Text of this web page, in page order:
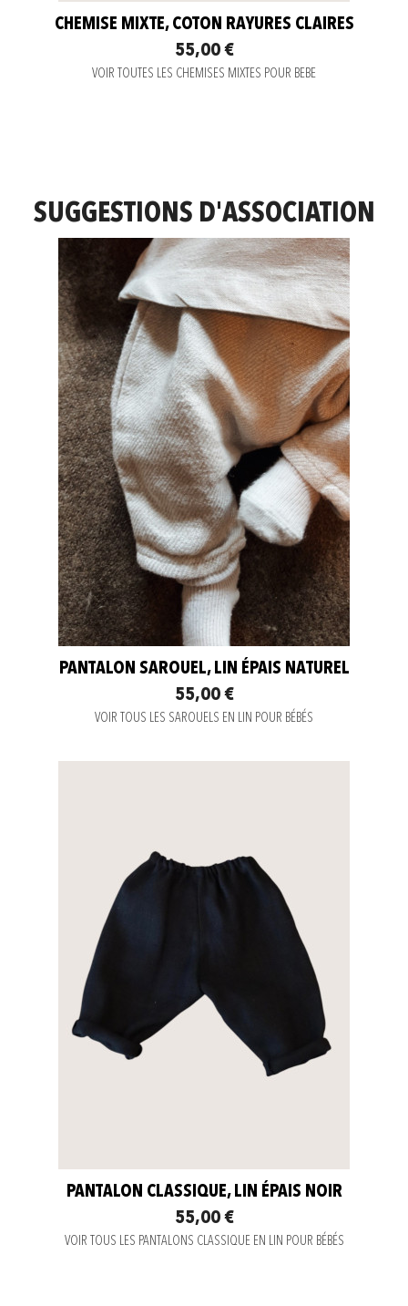
CHEMISE MIXTE, COTON RAYURES CLAIRES
55,00 €
VOIR TOUTES LES CHEMISES MIXTES POUR BEBE
SUGGESTIONS D'ASSOCIATION
PANTALON SAROUEL, LIN ÉPAIS NATUREL
55,00 €
VOIR TOUS LES SAROUELS EN LIN POUR BÉBÉS
PANTALON CLASSIQUE, LIN ÉPAIS NOIR
55,00 €
VOIR TOUS LES PANTALONS CLASSIQUE EN LIN POUR BÉBÉS